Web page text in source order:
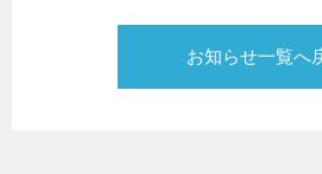
お知らせ一覧へ